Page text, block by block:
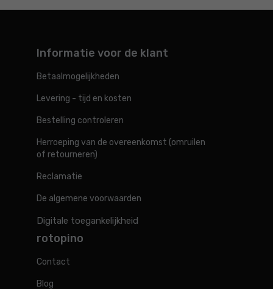
Informatie voor de klant
Betaalmogelijkheden
Levering - tijd en kosten
Bestelling controleren
Herroeping van de overeenkomst (omruilen
of retourneren)
Reclamatie
De algemene voorwaarden
Digitale toegankelijkheid
rotopino
Contact
Blog